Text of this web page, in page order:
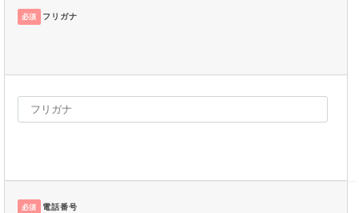
必須 フリガナ
必須 電話番号